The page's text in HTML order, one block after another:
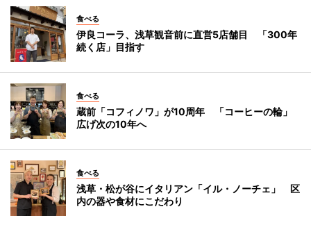
食べる
伊良コーラ、浅草観音前に直営5店舗目 「300年
続く店」目指す
食べる
蔵前「コフィノワ」が10周年 「コーヒーの輪」
広げ次の10年へ
食べる
浅草・松が谷にイタリアン「イル・ノーチェ」 区
内の器や食材にこだわり